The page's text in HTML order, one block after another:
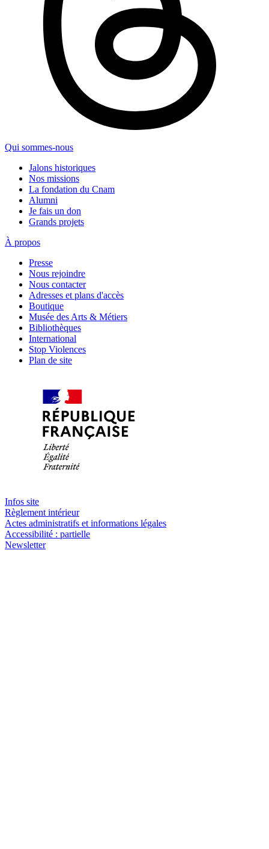
Qui sommes-nous
Jalons historiques
Nos missions
La fondation du Cnam
Alumni
Je fais un don
Grands projets
À propos
Presse
Nous rejoindre
Nous contacter
Adresses et plans d'accès
Boutique
Musée des Arts & Métiers
Bibliothèques
International
Stop Violences
Plan de site
Infos site
Règlement intérieur
Actes administratifs et informations légales
Accessibilité : partielle
Newsletter